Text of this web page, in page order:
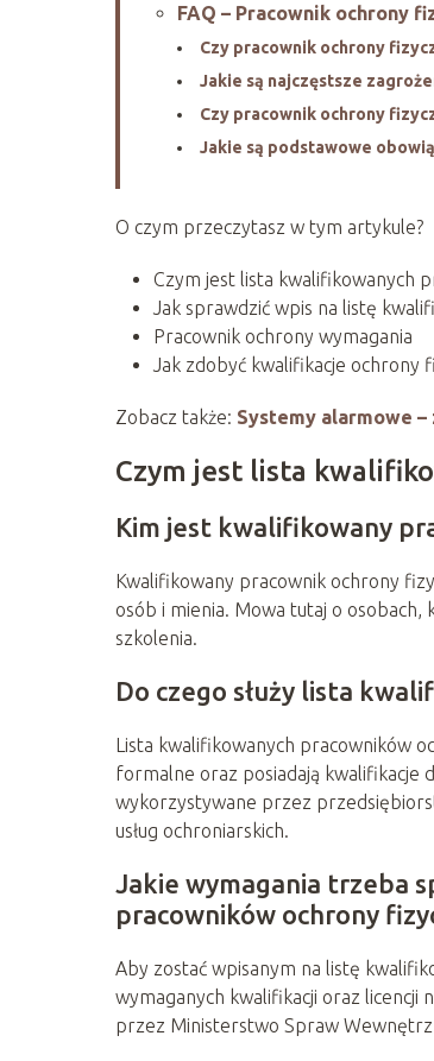
FAQ – Pracownik ochrony
Czy pracownik ochrony
Jakie są najczęstsze
Czy pracownik ochrony
Jakie są podstawowe
O czym przeczytasz w tym artykule?
Czym jest lista kwalifikowanych
Jak sprawdzić wpis na listę
Pracownik ochrony wymagania
Jak zdobyć kwalifikacje ochrony
Zobacz także: Systemy alarmowe
Czym jest lista
Kim jest kwalifikowany
Kwalifikowany pracownik ochrony
osób i mienia. Mowa tutaj o osobach,
szkolenia.
Do czego służy lista
Lista kwalifikowanych pracowników
formalne oraz posiadają kwalifikacje
wykorzystywane przez
usług ochroniarskich.
Jakie wymagania trzeba
pracowników ochrony
Aby zostać wpisanym na listę
wymaganych kwalifikacji oraz licencji
przez Ministerstwo Spraw